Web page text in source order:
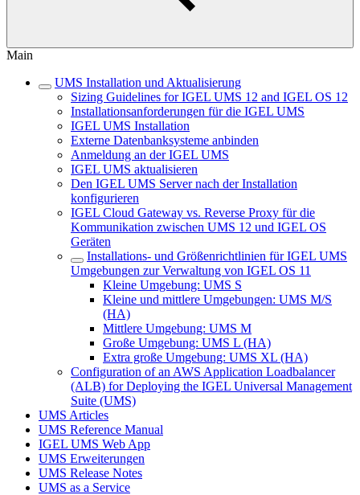
Main
UMS Installation und Aktualisierung
Sizing Guidelines for IGEL UMS 12 and IGEL OS 12
Installationsanforderungen für die IGEL UMS
IGEL UMS Installation
Externe Datenbanksysteme anbinden
Anmeldung an der IGEL UMS
IGEL UMS aktualisieren
Den IGEL UMS Server nach der Installation
konfigurieren
IGEL Cloud Gateway vs. Reverse Proxy für die
Kommunikation zwischen UMS 12 und IGEL OS
Geräten
Installations- und Größenrichtlinien für IGEL UMS
Umgebungen zur Verwaltung von IGEL OS 11
Kleine Umgebung: UMS S
Kleine und mittlere Umgebungen: UMS M/S
(HA)
Mittlere Umgebung: UMS M
Große Umgebung: UMS L (HA)
Extra große Umgebung: UMS XL (HA)
Configuration of an AWS Application Loadbalancer
(ALB) for Deploying the IGEL Universal Management
Suite (UMS)
UMS Articles
UMS Reference Manual
IGEL UMS Web App
UMS Erweiterungen
UMS Release Notes
UMS as a Service